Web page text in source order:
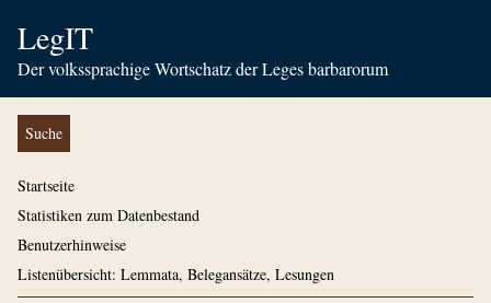
LegIT
Der volkssprachige Wortschatz der Leges barbarorum
Suche
Startseite
Statistiken zum Datenbestand
Benutzerhinweise
Listenübersicht: Lemmata, Belegansätze, Lesungen